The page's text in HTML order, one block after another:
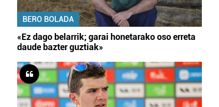
BERO BOLADA
«Ez dago belarrik; garai honetarako oso erreta
daude bazter guztiak»